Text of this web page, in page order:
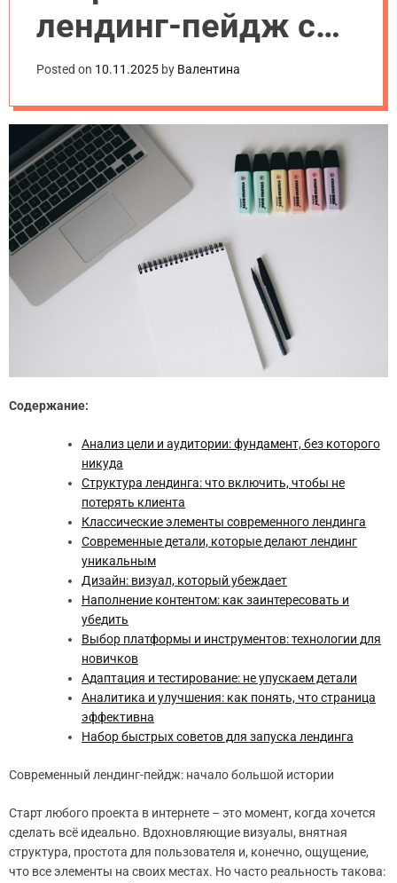
лендинг-пейдж с
нуля: пошаговая
инструкция для
новичков
Posted on 10.11.2025 by Валентина
Содержание:
Анализ цели и аудитории: фундамент, без которого
никуда
Структура лендинга: что включить, чтобы не
потерять клиента
Классические элементы современного лендинга
Современные детали, которые делают лендинг
уникальным
Дизайн: визуал, который убеждает
Наполнение контентом: как заинтересовать и
убедить
Выбор платформы и инструментов: технологии для
новичков
Адаптация и тестирование: не упускаем детали
Аналитика и улучшения: как понять, что страница
эффективна
Набор быстрых советов для запуска лендинга
Современный лендинг-пейдж: начало большой истории
Старт любого проекта в интернете – это момент, когда хочется
сделать всё идеально. Вдохновляющие визуалы, внятная
структура, простота для пользователя и, конечно, ощущение,
что все элементы на своих местах. Но часто реальность такова: